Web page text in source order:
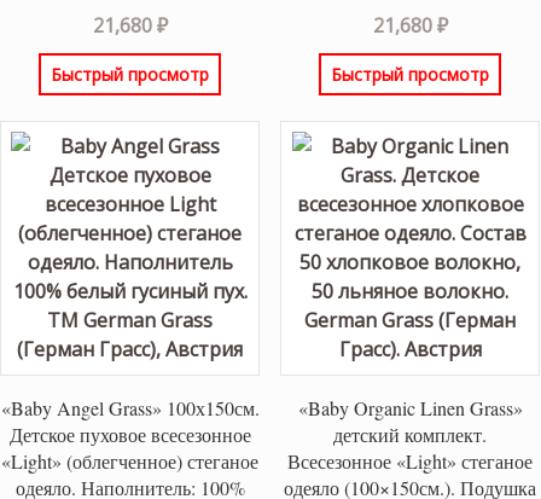
21,680₽
Быстрый просмотр
21,680₽
Быстрый просмотр
«Baby Angel Grass» 100х150см.
Детское пуховое всесезонное
«Light» (облегченное) стеганое
одеяло. Наполнитель: 100%
«Baby Organic Linen Grass»
детский комплект.
Всесезонное «Light» стеганое
одеяло (100×150см.). Подушка